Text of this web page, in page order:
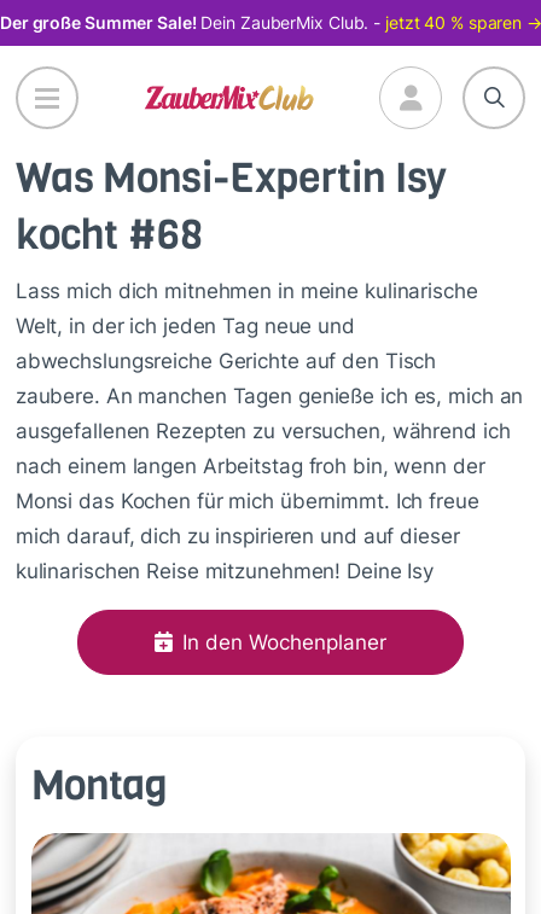
Direkt
zum
Inhalt
Der große Summer Sale! Dein ZauberMix Club. - jetzt 40 % sparen →
Was Monsi-Expertin Isy
kocht #68
Lass mich dich mitnehmen in meine kulinarische
Welt, in der ich jeden Tag neue und
abwechslungsreiche Gerichte auf den Tisch
zaubere. An manchen Tagen genieße ich es, mich an
ausgefallenen Rezepten zu versuchen, während ich
nach einem langen Arbeitstag froh bin, wenn der
Monsi das Kochen für mich übernimmt. Ich freue
mich darauf, dich zu inspirieren und auf dieser
kulinarischen Reise mitzunehmen! Deine Isy
In den Wochenplaner
Montag